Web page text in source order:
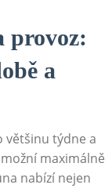
provoz:
a
většinu týdne a
maximálně
nabízí nejen